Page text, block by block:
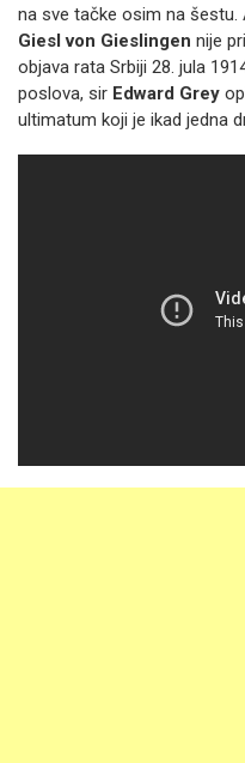
na sve tačke osim na
Giesl von Gieslingen nije
objava rata Srbiji 28. jula
poslova, sir Edward Grey
ultimatum koji je ikad jedna